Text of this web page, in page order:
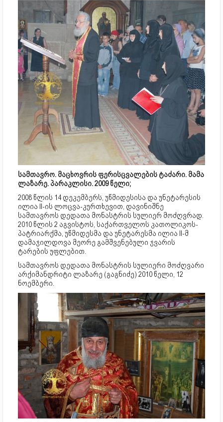
სამთავრო. მაცხოვრის ფერისცვალების ტაძარი. მამა
ლაზარე. პარაკლისი. 2009 წელი;
2008 წლის 14 დეკემბერს, უწმიდესისა და უნეტარესის
ილია II-ის ლოცვა-კურთხევით, დავინიშნე
სამთავროს დედათა მონასტრის სულიერ მოძღვრად.
2010 წლის 2 აგვისტოს, საქართველოს კათოლიკოს-
პატრიარქმა, უწმიდესმა და უნეტარესმა ილია II-მ
დამაჯილდოვა მეორე გამშვენებული ჯვარის
ტარების უფლებით.
სამთავროს დედათა მონასტრის სულიერი მოძღვარი
არქიმანდრიტი ლაზარე (გაგნიძე) 2010 წელი, 12
ნოემბერი.